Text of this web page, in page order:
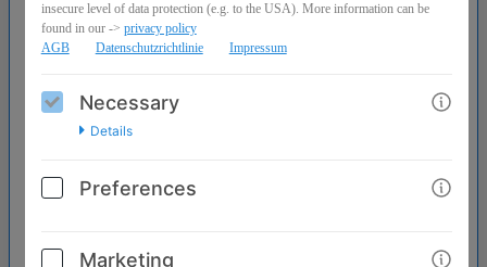
97,00€
147,00€
insecure level of data protection (e.g. to the USA). More information can be
found in our -> privacy policy
AGB
Datenschutzrichtlinie Impressum
Necessary
Details
Preferences
Marketing